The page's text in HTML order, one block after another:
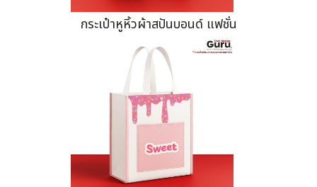
กระเป๋าหูหิ้วผ้าสปันบอนด์ แฟชั่น